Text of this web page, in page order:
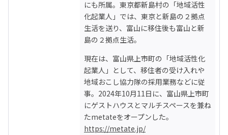
にも所属。東京都新島村の「地域活性
化起業人」では、東京と新島の２拠点
生活を送り、富山に移住後も富山と新
島の２拠点生活。
現在は、富山県上市町の「地域活性化
起業人」として、移住者の受け入れや
地域おこし協力隊の採用業務などに従
事。2024年10月11日に、富山県上市町
にゲストハウスとマルチスペースを兼ね
https://metate.jp/